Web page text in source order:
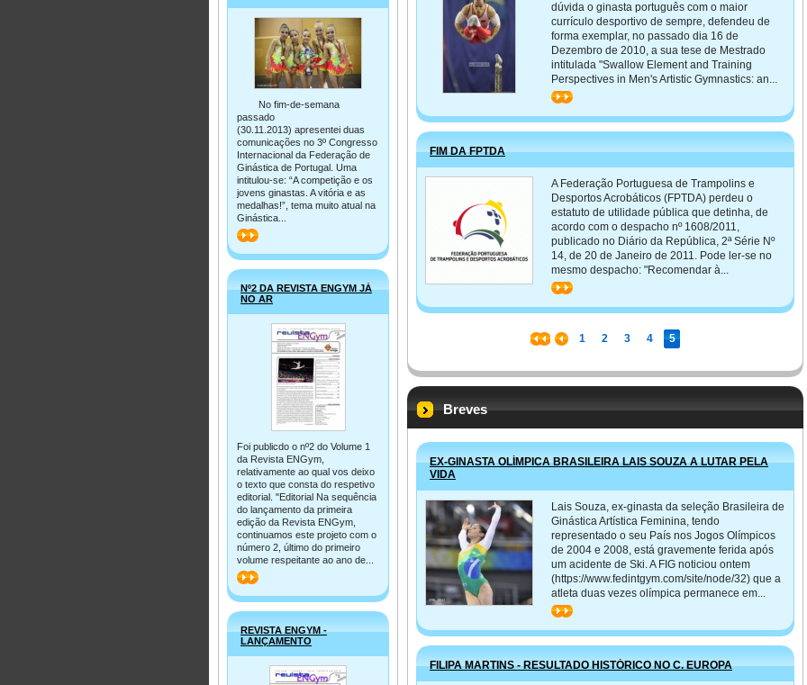
dúvida o ginasta português com o maior
currículo desportivo de sempre, defendeu de
forma exemplar, no passado dia 16 de
Dezembro de 2010, a sua tese de Mestrado
intitulada "Swallow Element and Training
Perspectives in Men's Artistic Gymnastics: an...
>>
FIM DA FPTDA
A Federação Portuguesa de Trampolins e
Desportos Acrobáticos (FPTDA) perdeu o
estatuto de utilidade pública que detinha, de
acordo com o despacho nº 1608/2011,
publicado no Diário da República, 2ª Série Nº
14, de 20 de Janeiro de 2011. Pode ler-se no
mesmo despacho: "Recomendar à...
>>
1 2 3 4 5
Breves
EX-GINASTA OLÍMPICA BRASILEIRA LAIS SOUZA A LUTAR PELA
VIDA
Lais Souza, ex-ginasta da seleção Brasileira de
Ginástica Artística Feminina, tendo
representado o seu País nos Jogos Olímpicos
de 2004 e 2008, está gravemente ferida após
um acidente de Ski. A FIG noticiou ontem
(https://www.fedintgym.com/site/node/32) que a
atleta duas vezes olímpica permanece em...
>>
FILIPA MARTINS - RESULTADO HISTÓRICO NO C. EUROPA
No fim-de-semana
passado
(30.11.2013) apresentei duas
comunicações no 3º Congresso
Internacional da Federação de
Ginástica de Portugal. Uma
intitulou-se: “A competição e os
jovens ginastas. A vitória e as
medalhas!”, tema muito atual na
Ginástica...
>>
Nº2 DA REVISTA ENGYM JÁ
NO AR
Foi publicdo o nº2 do Volume 1
da Revista ENGym,
relativamente ao qual vos deixo
o texto que consta do respetivo
editorial. "Editorial Na sequência
do lançamento da primeira
edição da Revista ENGym,
continuamos este projeto com o
número 2, último do primeiro
volume respeitante ao ano de...
>>
REVISTA ENGYM -
LANÇAMENTO